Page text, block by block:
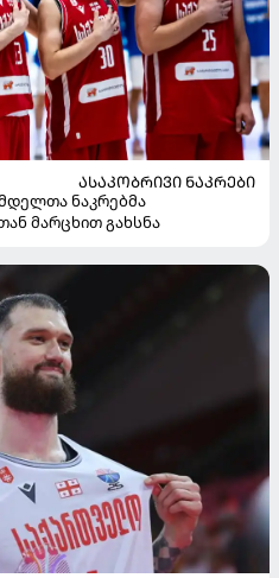
ᲐᲡᲐᲙᲝᲑᲠᲘᲕᲘ ᲜᲐᲙᲠᲔᲑᲘ
ნაკრებმა
მარცხით გახსნა